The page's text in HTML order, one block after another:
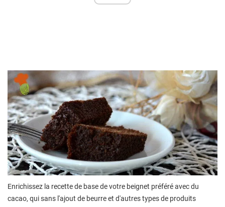
Enrichissez la recette de base de votre beignet préféré avec du
cacao, qui sans l'ajout de beurre et d'autres types de produits